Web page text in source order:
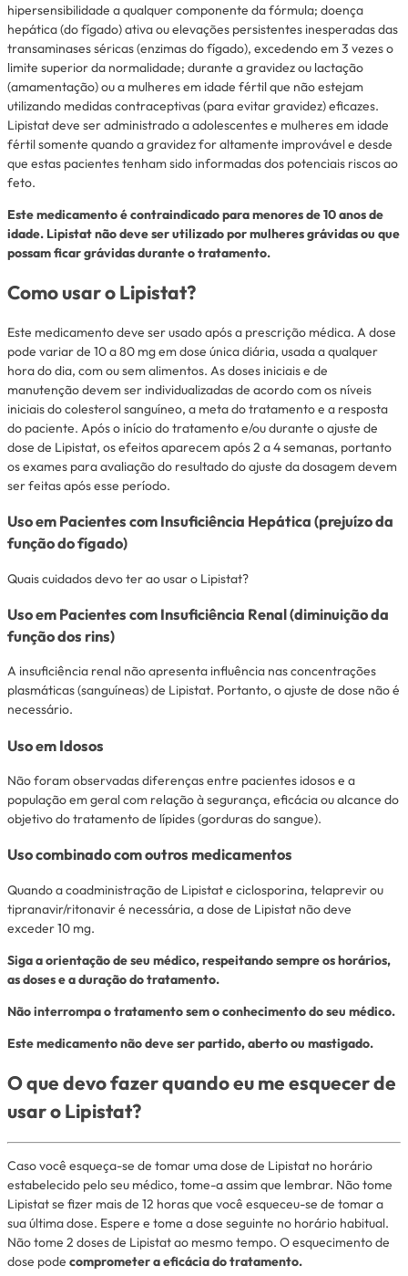
hipersensibilidade a qualquer componente da fórmula; doença
hepática (do fígado) ativa ou elevações persistentes inesperadas das
transaminases séricas (enzimas do fígado), excedendo em 3 vezes o
limite superior da normalidade; durante a gravidez ou lactação
(amamentação) ou a mulheres em idade fértil que não estejam
utilizando medidas contraceptivas (para evitar gravidez) eficazes.
Lipistat deve ser administrado a adolescentes e mulheres em idade
fértil somente quando a gravidez for altamente improvável e desde
que estas pacientes tenham sido informadas dos potenciais riscos ao
feto.
Este medicamento é contraindicado para menores de 10 anos de
idade. Lipistat não deve ser utilizado por mulheres grávidas ou que
possam ficar grávidas durante o tratamento.
Como usar o Lipistat?
Este medicamento deve ser usado após a prescrição médica. A dose
pode variar de 10 a 80 mg em dose única diária, usada a qualquer
hora do dia, com ou sem alimentos. As doses iniciais e de
manutenção devem ser individualizadas de acordo com os níveis
iniciais do colesterol sanguíneo, a meta do tratamento e a resposta
do paciente. Após o início do tratamento e/ou durante o ajuste de
dose de Lipistat, os efeitos aparecem após 2 a 4 semanas, portanto
os exames para avaliação do resultado do ajuste da dosagem devem
ser feitas após esse período.
Uso em Pacientes com Insuficiência Hepática (prejuízo da
função do fígado)
Quais cuidados devo ter ao usar o Lipistat?
Uso em Pacientes com Insuficiência Renal (diminuição da
função dos rins)
A insuficiência renal não apresenta influência nas concentrações
plasmáticas (sanguíneas) de Lipistat. Portanto, o ajuste de dose não é
necessário.
Uso em Idosos
Não foram observadas diferenças entre pacientes idosos e a
população em geral com relação à segurança, eficácia ou alcance do
objetivo do tratamento de lípides (gorduras do sangue).
Uso combinado com outros medicamentos
Quando a coadministração de Lipistat e ciclosporina, telaprevir ou
tipranavir/ritonavir é necessária, a dose de Lipistat não deve
exceder 10 mg.
Siga a orientação de seu médico, respeitando sempre os horários,
as doses e a duração do tratamento.
Não interrompa o tratamento sem o conhecimento do seu médico.
Este medicamento não deve ser partido, aberto ou mastigado.
O que devo fazer quando eu me esquecer de
usar o Lipistat?
Caso você esqueça-se de tomar uma dose de Lipistat no horário
estabelecido pelo seu médico, tome-a assim que lembrar. Não tome
Lipistat se fizer mais de 12 horas que você esqueceu-se de tomar a
sua última dose. Espere e tome a dose seguinte no horário habitual.
Não tome 2 doses de Lipistat ao mesmo tempo. O esquecimento de
dose pode comprometer a eficácia do tratamento.